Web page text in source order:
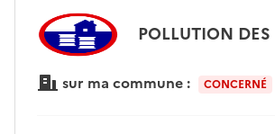
POLLUTION DES
sur ma commune : CONCERNÉ